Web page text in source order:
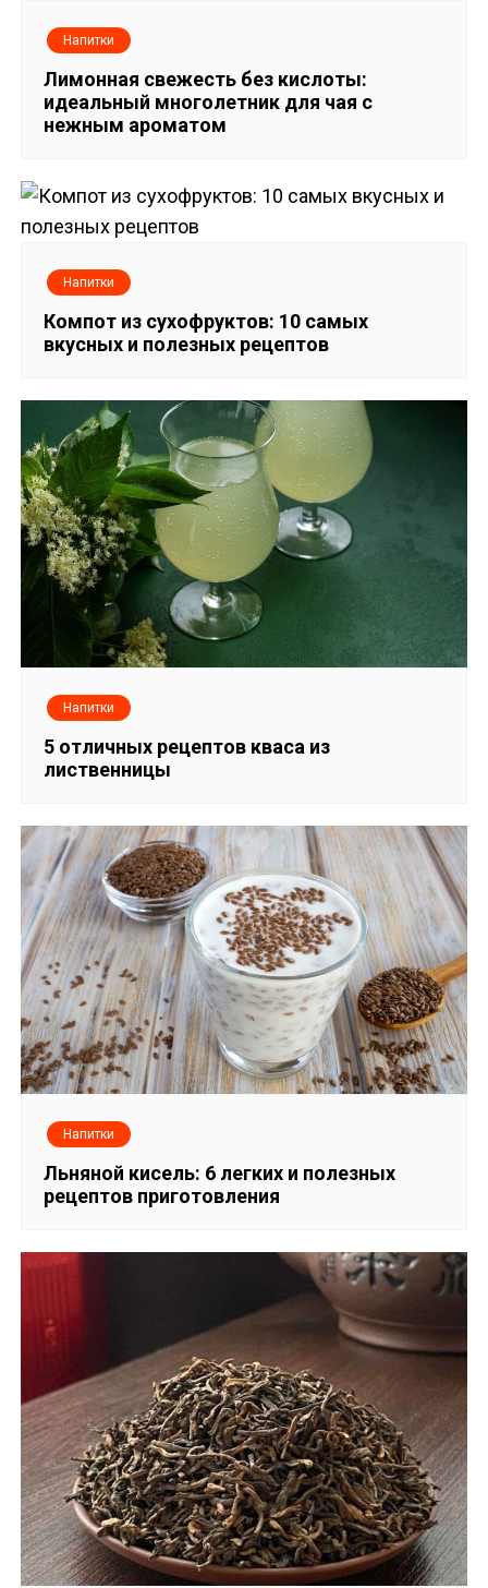
и
з
а
п
и
с
м
Напитки
Лимонная свежесть без кислоты:
идеальный многолетник для чая с
нежным ароматом
Напитки
Компот из сухофруктов: 10 самых
вкусных и полезных рецептов
Напитки
5 отличных рецептов кваса из
лиственницы
Напитки
Льняной кисель: 6 легких и полезных
рецептов приготовления